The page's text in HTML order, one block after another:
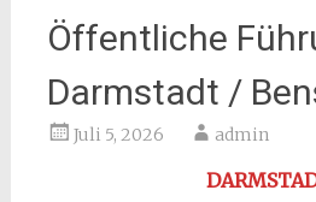
Öffentliche
Darmstadt /
Juli 5, 2026 admin